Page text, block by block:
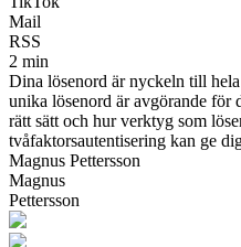
Mail
RSS
2 min
Dina lösenord är nyckeln till
unika lösenord är avgörande för
rätt sätt och hur verktyg som
tvåfaktorsautentisering kan ge
Magnus Pettersson
Magnus
Pettersson